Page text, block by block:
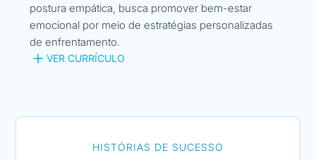
postura empática, busca promover bem-estar
emocional por meio de estratégias personalizadas
de enfrentamento.
VER CURRÍCULO
HISTÓRIAS DE SUCESSO